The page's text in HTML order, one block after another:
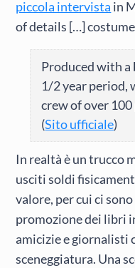
piccola intervista in
of details […]
Produced with a
1/2 year period,
crew of over 100
(Sito ufficiale)
In realtà è un trucco
usciti soldi
valore, per cui ci
promozione dei libri
amicizie e giornalisti
sceneggiatura. Una